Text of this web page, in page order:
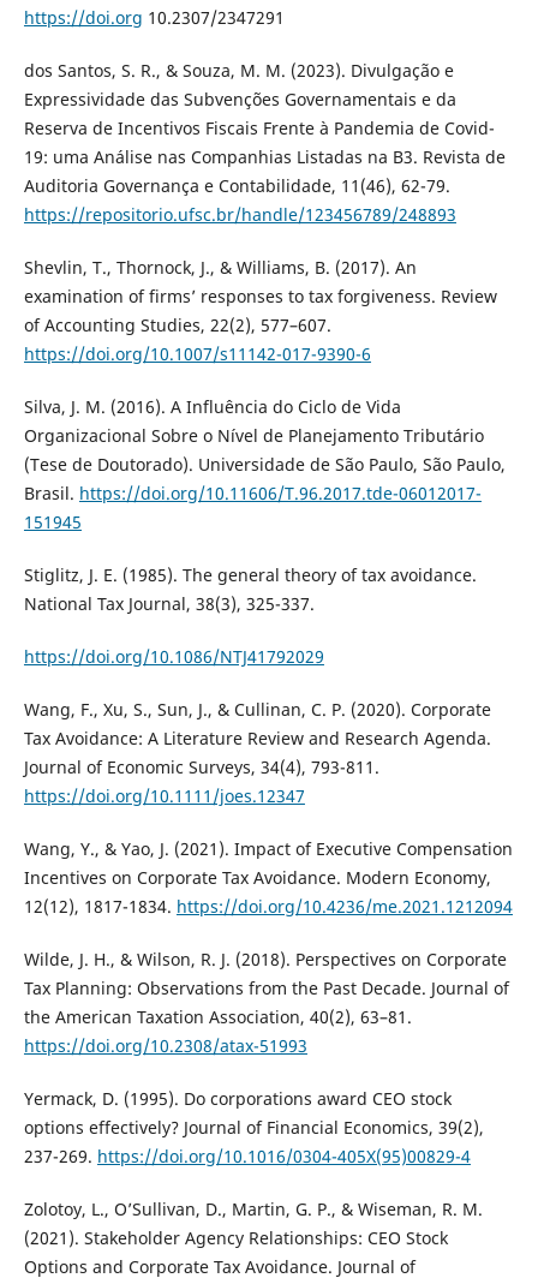
https://doi.org 10.2307/2347291
dos Santos, S. R., & Souza, M. M. (2023). Divulgação e
Expressividade das Subvenções Governamentais e da
Reserva de Incentivos Fiscais Frente à Pandemia de Covid-
19: uma Análise nas Companhias Listadas na B3. Revista de
Auditoria Governança e Contabilidade, 11(46), 62-79.
https://repositorio.ufsc.br/handle/123456789/248893
Shevlin, T., Thornock, J., & Williams, B. (2017). An
examination of firms’ responses to tax forgiveness. Review
of Accounting Studies, 22(2), 577–607.
https://doi.org/10.1007/s11142-017-9390-6
Silva, J. M. (2016). A Influência do Ciclo de Vida
Organizacional Sobre o Nível de Planejamento Tributário
(Tese de Doutorado). Universidade de São Paulo, São Paulo,
Brasil. https://doi.org/10.11606/T.96.2017.tde-06012017-
151945
Stiglitz, J. E. (1985). The general theory of tax avoidance.
National Tax Journal, 38(3), 325-337.
https://doi.org/10.1086/NTJ41792029
Wang, F., Xu, S., Sun, J., & Cullinan, C. P. (2020). Corporate
Tax Avoidance: A Literature Review and Research Agenda.
Journal of Economic Surveys, 34(4), 793-811.
https://doi.org/10.1111/joes.12347
Wang, Y., & Yao, J. (2021). Impact of Executive Compensation
Incentives on Corporate Tax Avoidance. Modern Economy,
12(12), 1817-1834. https://doi.org/10.4236/me.2021.1212094
Wilde, J. H., & Wilson, R. J. (2018). Perspectives on Corporate
Tax Planning: Observations from the Past Decade. Journal of
the American Taxation Association, 40(2), 63–81.
https://doi.org/10.2308/atax-51993
Yermack, D. (1995). Do corporations award CEO stock
options effectively? Journal of Financial Economics, 39(2),
237-269. https://doi.org/10.1016/0304-405X(95)00829-4
Zolotoy, L., O’Sullivan, D., Martin, G. P., & Wiseman, R. M.
(2021). Stakeholder Agency Relationships: CEO Stock
Options and Corporate Tax Avoidance. Journal of